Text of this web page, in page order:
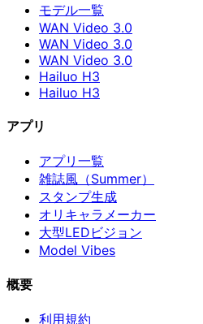
モデル一覧
WAN Video 3.0
WAN Video 3.0
WAN Video 3.0
Hailuo H3
Hailuo H3
アプリ
アプリ一覧
雑誌風（Summer）
スタンプ生成
オリキャラメーカー
大型LEDビジョン
Model Vibes
概要
利用規約